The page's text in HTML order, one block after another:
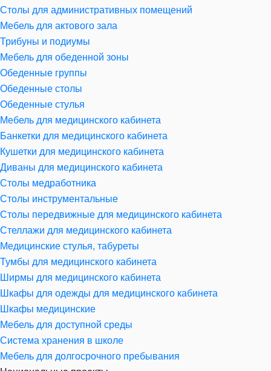
Столы для административных помещений
Мебель для актового зала
Трибуны и подиумы
Мебель для обеденной зоны
Обеденные группы
Обеденные столы
Обеденные стулья
Мебель для медицинского кабинета
Банкетки для медицинского кабинета
Кушетки для медицинского кабинета
Диваны для медицинского кабинета
Столы медработника
Столы инструментальные
Столы передвижные для медицинского кабинета
Стеллажи для медицинского кабинета
Медицинские стулья, табуреты
Тумбы для медицинского кабинета
Ширмы для медицинского кабинета
Шкафы для одежды для медицинского кабинета
Шкафы медицинские
Мебель для доступной среды
Система хранения в школе
Мебель для долгосрочного пребывания